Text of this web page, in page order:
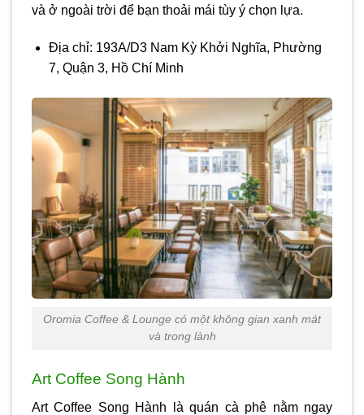
và ở ngoài trời để bạn thoải mái tùy ý chọn lựa.
Địa chỉ: 193A/D3 Nam Kỳ Khởi Nghĩa, Phường
7, Quận 3, Hồ Chí Minh
Oromia Coffee & Lounge có một không gian xanh mát
và trong lành
Art Coffee Song Hành
Art Coffee Song Hành là quán cà phê nằm ngay